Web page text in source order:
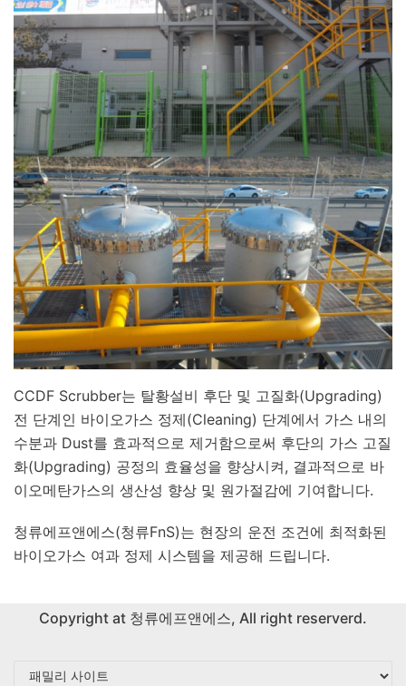
CCDF Scrubber는 탈황설비 후단 및 고질화(Upgrading)
전 단계인 바이오가스 정제(Cleaning) 단계에서 가스 내의
수분과 Dust를 효과적으로 제거함으로써 후단의 가스 고질
화(Upgrading) 공정의 효율성을 향상시켜, 결과적으로 바
이오메탄가스의 생산성 향상 및 원가절감에 기여합니다.
청류에프앤에스(청류FnS)는 현장의 운전 조건에 최적화된
바이오가스 여과 정제 시스템을 제공해 드립니다.
Copyright at 청류에프앤에스, All right reserverd.